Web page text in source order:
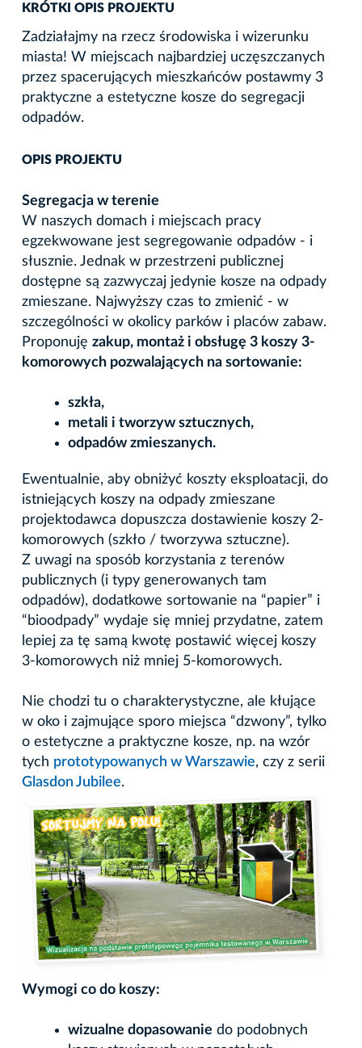
KRÓTKI OPIS PROJEKTU
Zadziałajmy na rzecz środowiska i wizerunku
miasta! W miejscach najbardziej uczęszczanych
przez spacerujących mieszkańców postawmy 3
praktyczne a estetyczne kosze do segregacji
odpadów.
OPIS PROJEKTU
Segregacja w terenie
W naszych domach i miejscach pracy
egzekwowane jest segregowanie odpadów - i
słusznie. Jednak w przestrzeni publicznej
dostępne są zazwyczaj jedynie kosze na odpady
zmieszane. Najwyższy czas to zmienić - w
szczególności w okolicy parków i placów zabaw.
Proponuję zakup, montaż i obsługę 3 koszy 3-
komorowych pozwalających na sortowanie:
szkła,
metali i tworzyw sztucznych,
odpadów zmieszanych.
Ewentualnie, aby obniżyć koszty eksploatacji, do
istniejących koszy na odpady zmieszane
projektodawca dopuszcza dostawienie koszy 2-
komorowych (szkło / tworzywa sztuczne).
Z uwagi na sposób korzystania z terenów
publicznych (i typy generowanych tam
odpadów), dodatkowe sortowanie na “papier” i
“bioodpady” wydaje się mniej przydatne, zatem
lepiej za tę samą kwotę postawić więcej koszy
3-komorowych niż mniej 5-komorowych.
Nie chodzi tu o charakterystyczne, ale kłujące
w oko i zajmujące sporo miejsca “dzwony”, tylko
o estetyczne a praktyczne kosze, np. na wzór
tych prototypowanych w Warszawie, czy z serii
Glasdon Jubilee.
Wymogi co do koszy:
wizualne dopasowanie do podobnych